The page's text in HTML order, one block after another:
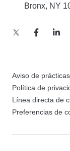
Bronx, NY
Aviso de
Política de
Línea directa de
Preferencias de